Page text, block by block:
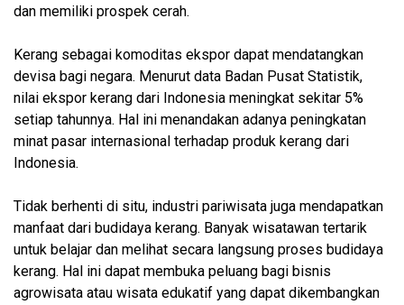
dan memiliki prospek cerah.
Kerang sebagai komoditas ekspor dapat mendatangkan
devisa bagi negara. Menurut data Badan Pusat Statistik,
nilai ekspor kerang dari Indonesia meningkat sekitar 5%
setiap tahunnya. Hal ini menandakan adanya peningkatan
minat pasar internasional terhadap produk kerang dari
Indonesia.
Tidak berhenti di situ, industri pariwisata juga mendapatkan
manfaat dari budidaya kerang. Banyak wisatawan tertarik
untuk belajar dan melihat secara langsung proses budidaya
kerang. Hal ini dapat membuka peluang bagi bisnis
agrowisata atau wisata edukatif yang dapat dikembangkan